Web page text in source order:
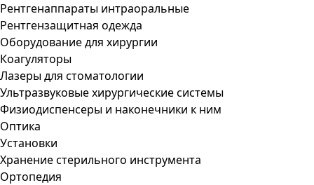
Рентгенаппараты интраоральные
Рентгензащитная одежда
Оборудование для хирургии
Коагуляторы
Лазеры для стоматологии
Ультразвуковые хирургические системы
Физиодиспенсеры и наконечники к ним
Оптика
Установки
Хранение стерильного инструмента
Ортопедия